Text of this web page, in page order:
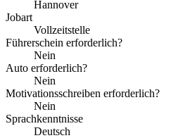
Hannover
Jobart
Vollzeitstelle
Führerschein erforderlich?
Nein
Auto erforderlich?
Nein
Motivationsschreiben erforderlich?
Nein
Sprachkenntnisse
Deutsch